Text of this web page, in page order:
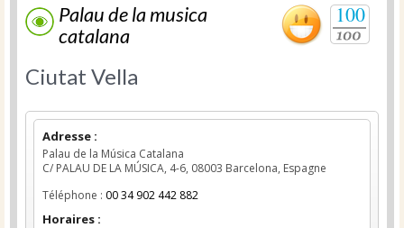
100
Palau de la musica
catalana
Ciutat Vella
Adresse :
Palau de la Música Catalana
C/ PALAU DE LA MÚSICA, 4-6, 08003 Barcelona, Espagne
Téléphone : 00 34 902 442 882
Horaires :